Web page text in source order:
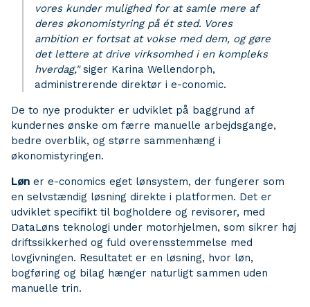
vores kunder mulighed for at samle mere af
deres økonomistyring på ét sted. Vores
ambition er fortsat at vokse med dem, og gøre
det lettere at drive virksomhed i en kompleks
hverdag,"siger Karina Wellendorph,
administrerende direktør i e-conomic.
De to nye produkter er udviklet på baggrund af
kundernes ønske om færre manuelle arbejdsgange,
bedre overblik, og større sammenhæng i
økonomistyringen.
Løn er e-conomics eget lønsystem, der fungerer som
en selvstændig løsning direkte i platformen. Det er
udviklet specifikt til bogholdere og revisorer, med
DataLøns teknologi under motorhjelmen, som sikrer høj
driftssikkerhed og fuld overensstemmelse med
lovgivningen. Resultatet er en løsning, hvor løn,
bogføring og bilag hænger naturligt sammen uden
manuelle trin.